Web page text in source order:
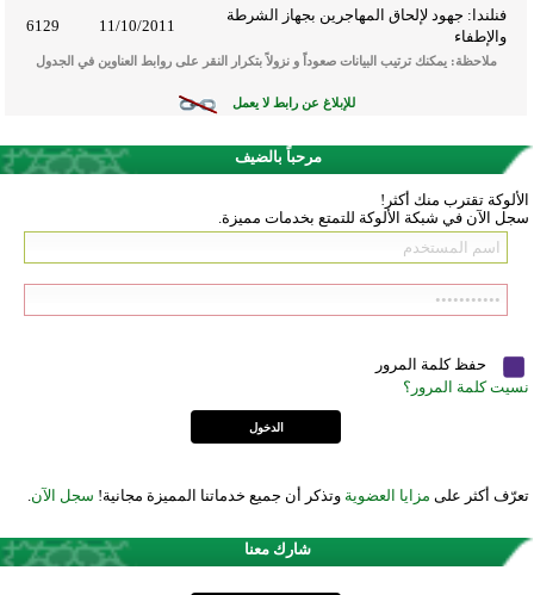
فنلندا: جهود لإلحاق المهاجرين بجهاز الشرطة
والإطفاء
11/10/2011
6129
ملاحظة: يمكنك ترتيب البيانات صعوداً و نزولاً بتكرار النقر على روابط العناوين في الجدول
للإبلاغ عن رابط لا يعمل
مرحباً بالضيف
الألوكة تقترب منك أكثر!
سجل الآن في شبكة الألوكة للتمتع بخدمات مميزة.
حفظ كلمة المرور
نسيت كلمة المرور؟
تعرّف أكثر على مزايا العضوية وتذكر أن جميع خدماتنا المميزة مجانية! سجل الآن.
شارك معنا